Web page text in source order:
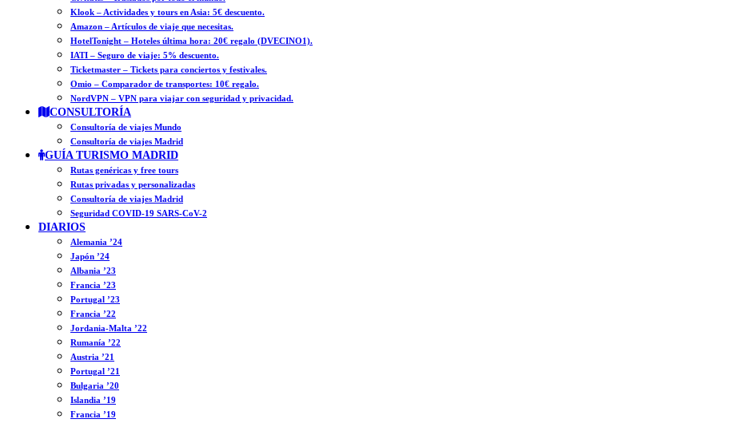
Klook – Actividades y tours en Asia: 5€ descuento.
Amazon – Artículos de viaje que necesitas.
HotelTonight – Hoteles última hora: 20€ regalo (DVECINO1).
IATI – Seguro de viaje: 5% descuento.
Ticketmaster – Tickets para conciertos y festivales.
Omio – Comparador de transportes: 10€ regalo.
NordVPN – VPN para viajar con seguridad y privacidad.
CONSULTORÍA
Consultoría de viajes Mundo
Consultoría de viajes Madrid
GUÍA TURISMO MADRID
Rutas genéricas y free tours
Rutas privadas y personalizadas
Consultoría de viajes Madrid
Seguridad COVID-19 SARS-CoV-2
DIARIOS
Alemania ’24
Japón ’24
Albania ’23
Francia ’23
Portugal ’23
Francia ’22
Jordania-Malta ’22
Rumanía ’22
Austria ’21
Portugal ’21
Bulgaria ’20
Islandia ’19
Francia ’19